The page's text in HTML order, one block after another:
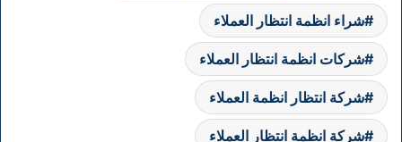
شراء انظمة انتظار العملاء
شركات انظمة انتظار العملاء
شركة انتظار انظمة العملاء
شركة انظمة انتظار العملاء